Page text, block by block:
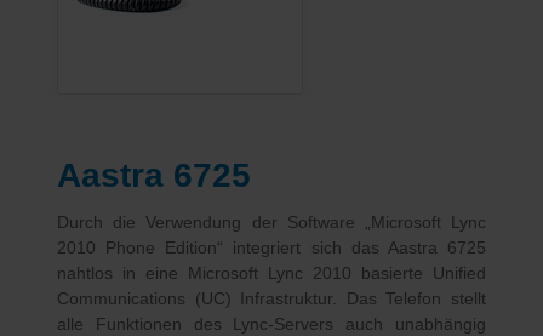
Aastra 6725
Durch die Verwendung der Software „Microsoft Lync
2010 Phone Edition“ integriert sich das Aastra 6725
nahtlos in eine Microsoft Lync 2010 basierte Unified
Communications (UC) Infrastruktur. Das Telefon stellt
alle Funktionen des Lync-Servers auch unabhängig